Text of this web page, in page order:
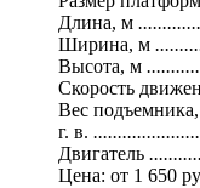
Длина, м
Ширина, м
Высота, м
Скорость
Вес
г. в.
Двигатель
Цена: от 1 650